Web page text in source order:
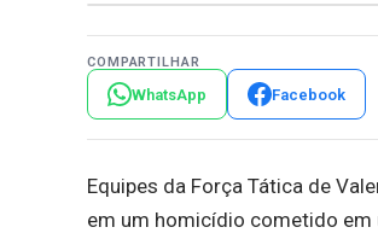
COMPARTILHAR
WhatsApp Facebook
Equipes da Força Tática de
em um homicídio cometido em